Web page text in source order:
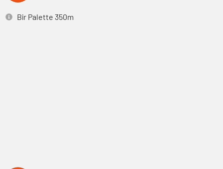
Bir Palette 350m